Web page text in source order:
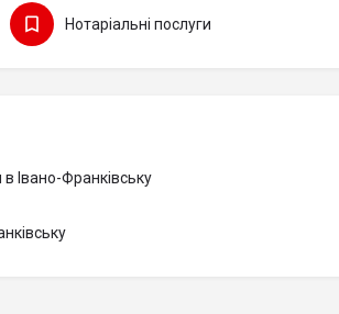
Нотаріальні послуги
в Івано-Франківську